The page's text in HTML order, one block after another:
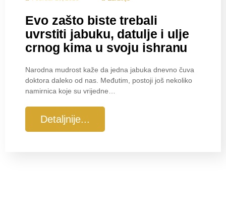
Evo zašto biste trebali
uvrstiti jabuku, datulje i ulje
crnog kima u svoju ishranu
Narodna mudrost kaže da jedna jabuka dnevno čuva
doktora daleko od nas. Međutim, postoji još nekoliko
namirnica koje su vrijedne…
Detaljnije...